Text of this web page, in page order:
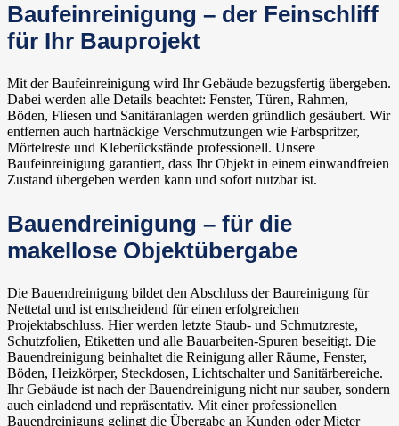
Baufeinreinigung – der Feinschliff
für Ihr Bauprojekt
Mit der Baufeinreinigung wird Ihr Gebäude bezugsfertig übergeben.
Dabei werden alle Details beachtet: Fenster, Türen, Rahmen,
Böden, Fliesen und Sanitäranlagen werden gründlich gesäubert. Wir
entfernen auch hartnäckige Verschmutzungen wie Farbspritzer,
Mörtelreste und Kleberückstände professionell. Unsere
Baufeinreinigung garantiert, dass Ihr Objekt in einem einwandfreien
Zustand übergeben werden kann und sofort nutzbar ist.
Bauendreinigung – für die
makellose Objektübergabe
Die Bauendreinigung bildet den Abschluss der Baureinigung für
Nettetal und ist entscheidend für einen erfolgreichen
Projektabschluss. Hier werden letzte Staub- und Schmutzreste,
Schutzfolien, Etiketten und alle Bauarbeiten-Spuren beseitigt. Die
Bauendreinigung beinhaltet die Reinigung aller Räume, Fenster,
Böden, Heizkörper, Steckdosen, Lichtschalter und Sanitärbereiche.
Ihr Gebäude ist nach der Bauendreinigung nicht nur sauber, sondern
auch einladend und repräsentativ. Mit einer professionellen
Bauendreinigung gelingt die Übergabe an Kunden oder Mieter